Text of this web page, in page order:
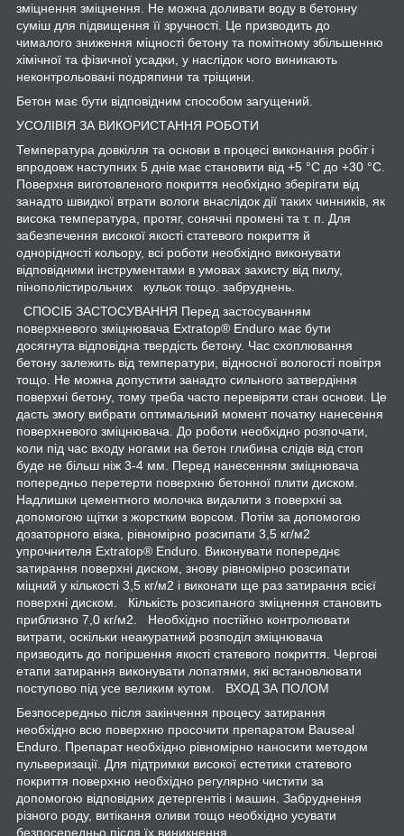
зміцнення зміцнення. Не можна доливати воду в бетонну
суміш для підвищення її зручності. Це призводить до
чималого зниження міцності бетону та помітному збільшенню
хімічної та фізичної усадки, у наслідок чого виникають
неконтрольовані подряпини та тріщини.
Бетон має бути відповідним способом загущений.
УСОЛІВІЯ ЗА ВИКОРИСТАННЯ РОБОТИ
Температура довкілля та основи в процесі виконання робіт і
впродовж наступних 5 днів має становити від +5 °C до +30 °C.
Поверхня виготовленого покриття необхідно зберігати від
занадто швидкої втрати вологи внаслідок дії таких чинників, як
висока температура, протяг, сонячні промені та т. п. Для
забезпечення високої якості статевого покриття й
однорідності кольору, всі роботи необхідно виконувати
відповідними інструментами в умовах захисту від пилу,
пінополістирольних кульок тощо. забруднень.
СПОСІБ ЗАСТОСУВАННЯ Перед застосуванням
поверхневого зміцнювача Extratop® Enduro має бути
досягнута відповідна твердість бетону. Час схоплювання
бетону залежить від температури, відносної вологості повітря
тощо. Не можна допустити занадто сильного затвердіння
поверхні бетону, тому треба часто перевіряти стан основи. Це
дасть змогу вибрати оптимальний момент початку нанесення
поверхневого зміцнювача. До роботи необхідно розпочати,
коли під час входу ногами на бетон глибина слідів від стоп
буде не більш ніж 3-4 мм. Перед нанесенням зміцнювача
попередньо перетерти поверхню бетонної плити диском.
Надлишки цементного молочка видалити з поверхні за
допомогою щітки з жорстким ворсом. Потім за допомогою
дозаторного візка, рівномірно розсипати 3,5 кг/м2
упрочнителя Extratop® Enduro. Виконувати попереднє
затирання поверхні диском, знову рівномірно розсипати
міцний у кількості 3,5 кг/м2 і виконати ще раз затирання всієї
поверхні диском. Кількість розсипаного зміцнення становить
приблизно 7,0 кг/м2. Необхідно постійно контролювати
витрати, оскільки неакуратний розподіл зміцнювача
призводить до погіршення якості статевого покриття. Чергові
етапи затирання виконувати лопатями, які встановлювати
поступово під усе великим кутом. ВХОД ЗА ПОЛОМ
Безпосередньо після закінчення процесу затирання
необхідно всю поверхню просочити препаратом Bauseal
Enduro. Препарат необхідно рівномірно наносити методом
пульверизації. Для підтримки високої естетики статевого
покриття поверхню необхідно регулярно чистити за
допомогою відповідних детергентів і машин. Забруднення
різного роду, витікання оливи тощо необхідно усувати
безпосередньо після їх виникнення.